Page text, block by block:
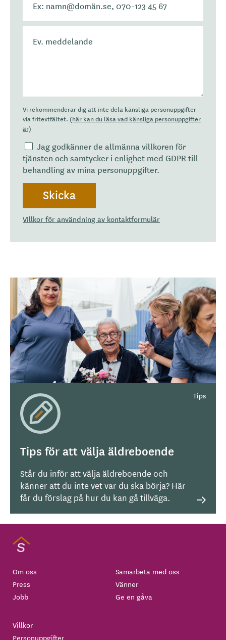
Vi rekommenderar dig att inte dela känsliga personuppgifter
via fritextfältet. (här kan du läsa vad känsliga personuppgifter
är)
Jag godkänner de allmänna villkoren för
tjänsten och samtycker i enlighet med GDPR till
behandling av mina personuppgifter.
Villkor för användning av kontaktformulär
Tips för att välja äldreboende
Står du inför att välja äldreboende och
känner att du inte vet var du ska börja? Här
får du förslag på hur du kan gå tillväga.
Om oss
Press
Jobb
Samarbeta med oss
Vänner
Ge en gåva
Villkor
Personuppgifter